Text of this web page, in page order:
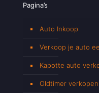
Pagina’s
Auto Inkoop
Verkoop je auto
Kapotte auto
Oldtimer verkopen